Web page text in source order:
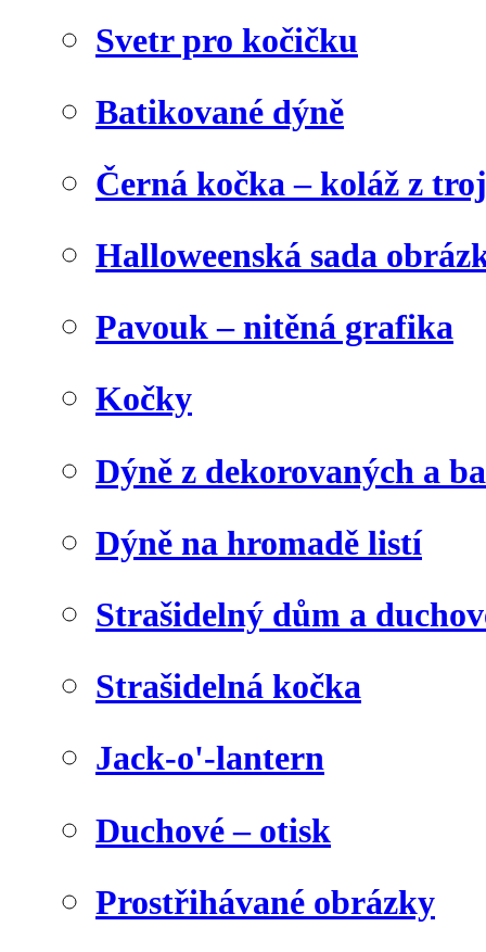
Svetr pro kočičku
Batikované dýně
Černá kočka – koláž z
Halloweenská sada
Pavouk – nitěná grafika
Kočky
Dýně z dekorovaných a
Dýně na hromadě listí
Strašidelný dům a
Strašidelná kočka
Jack-o'-lantern
Duchové – otisk
Prostřihávané obrázky